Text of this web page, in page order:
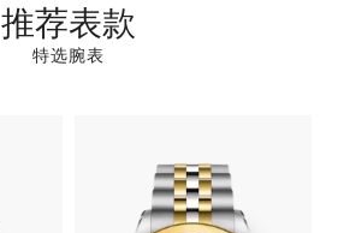
推荐表款
特选腕表